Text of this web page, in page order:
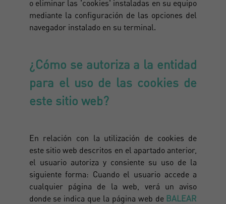
o eliminar las 'cookies' instaladas en su equipo
mediante la configuración de las opciones del
navegador instalado en su terminal.
¿Cómo se autoriza a la entidad
para el uso de las cookies de
este sitio web?
En relación con la utilización de cookies de
este sitio web descritos en el apartado anterior,
el usuario autoriza y consiente su uso de la
siguiente forma: Cuando el usuario accede a
cualquier página de la web, verá un aviso
donde se indica que la página web de BALEAR